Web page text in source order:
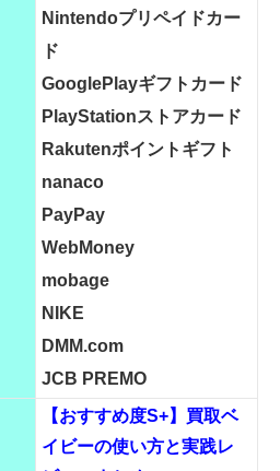
Nintendoプリペイドカー
ド
GooglePlayギフトカード
PlayStationストアカード
Rakutenポイントギフト
nanaco
PayPay
WebMoney
mobage
NIKE
DMM.com
JCB PREMO
【おすすめ度S+】買取ベ
イビーの使い方と実践レ